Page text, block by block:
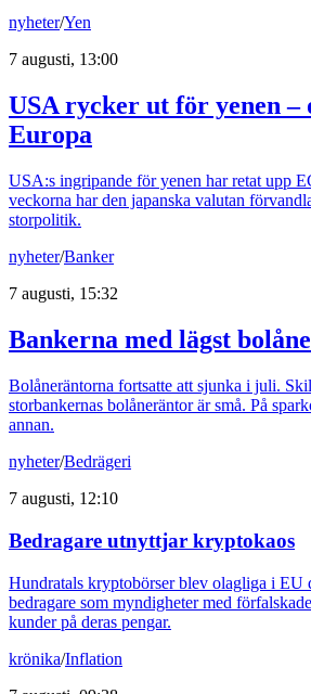
nyheter/Yen
7 augusti, 13:00
USA rycker ut för yenen –
Europa
USA:s ingripande för yenen har retat upp
veckorna har den japanska valutan
storpolitik.
nyheter/Banker
7 augusti, 15:32
Bankerna med lägst
Bolåneräntorna fortsatte att sjunka i juli.
storbankernas bolåneräntor är små. På
annan.
nyheter/Bedrägeri
7 augusti, 12:10
Bedragare utnyttjar kryptokaos
Hundratals kryptobörser blev olagliga i EU
bedragare som myndigheter med
kunder på deras pengar.
krönika/Inflation